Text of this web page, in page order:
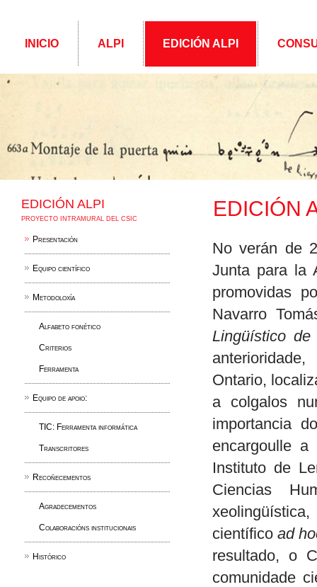
INICIO ALPI EDICIÓN ALPI
EDICIÓN ALPI
PROYECTO INTRAMURAL DEL CSIC
Presentación
Equipo científico
Metodoloxía
Alfabeto fonético
Criterios
Ferramenta
Equipo de apoio:
TIC: Ferramenta informática
Transcritores
Recoñecementos
Agradecementos
Colaboracións institucionais
Histórico
EDICIÓN
No verán de
Junta para la
promovidas
Navarro
Lingüístico
Ontario,
a colgalos
importancia
encargoulle
Instituto de
Ciencias
científicoad
resultado, o
comunidade